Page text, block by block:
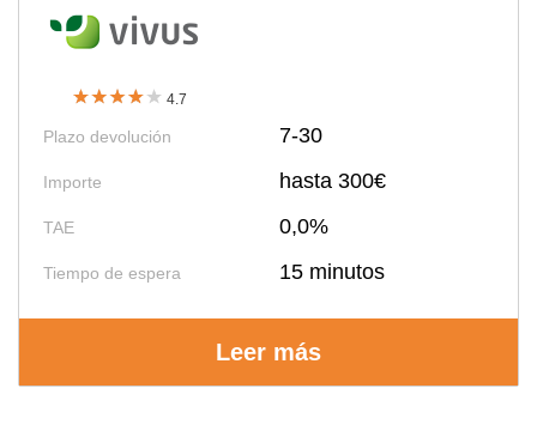
4.7
Plazo devolución 7-30
Importe hasta 300€
TAE 0,0%
Tiempo de espera 15 minutos
Leer más